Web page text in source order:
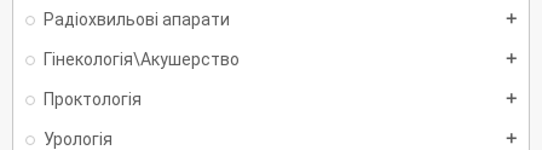
Радіохвильові апарати add
Гінекологія\Акушерство add
Проктологія add
Урологія add